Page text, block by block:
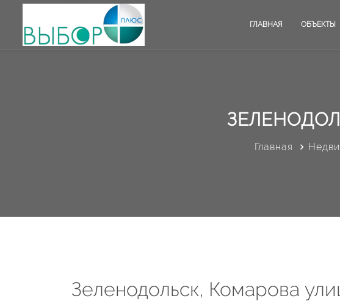
ГЛАВНАЯ ОБЪЕКТЫ
Главная
Зеленодольск, Комарова